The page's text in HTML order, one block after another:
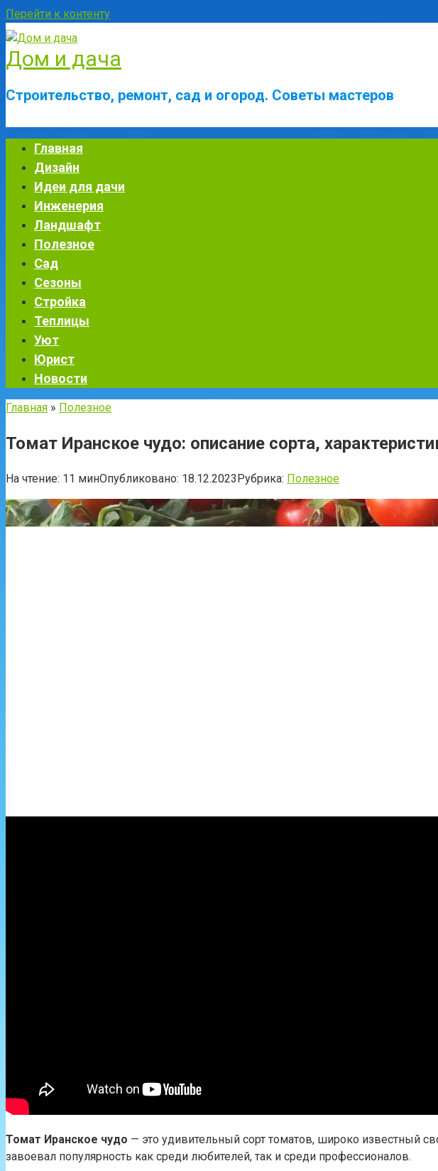
Перейти к контенту
Дом и дача
Строительство, ремонт, сад и огород. Советы мастеров
Главная
Дизайн
Идеи для дачи
Инженерия
Ландшафт
Полезное
Сад
Сезоны
Стройка
Теплицы
Уют
Юрист
Новости
Главная » Полезное
Томат Иранское чудо: описание сорта,
На чтение: 11 минОпубликовано: 18.12.2023Рубрика: Полезное
Томат Иранское чудо — это удивительный сорт томатов, широко известный
завоевал популярность как среди любителей, так и среди профессионалов.